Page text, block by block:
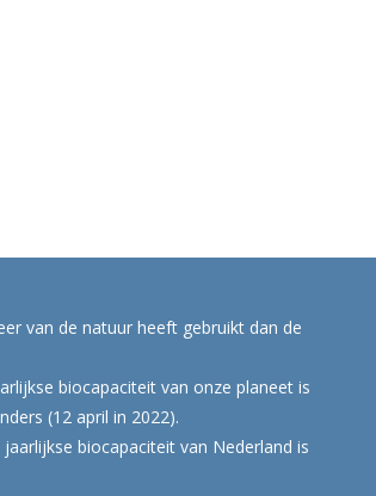
van de natuur heeft gebruikt dan de
biocapaciteit van onze planeet is
(12 april in 2022).
biocapaciteit van Nederland is